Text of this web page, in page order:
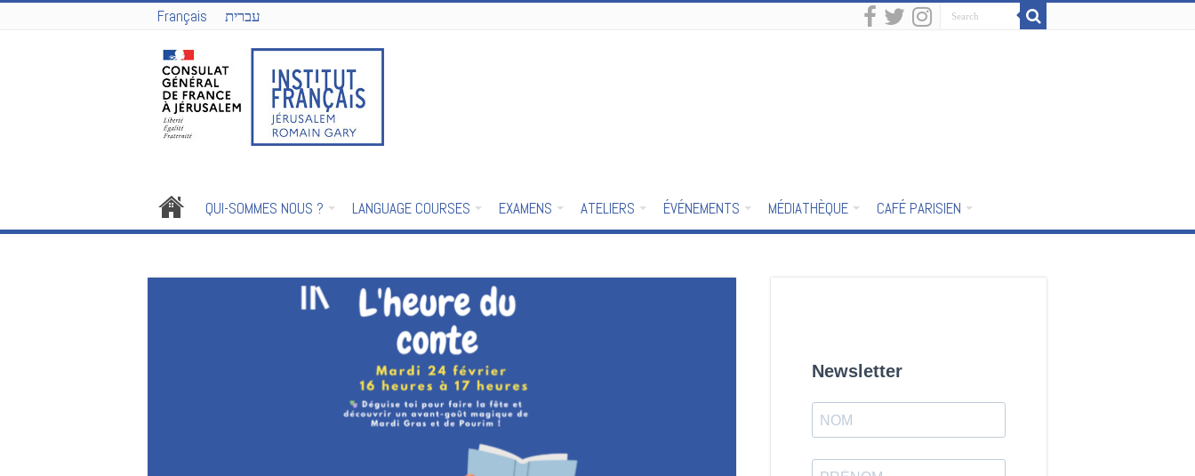
Français עברית
QUI-SOMMES NOUS ? LANGUAGE COURSES EXAMENS ATELIERS ÉVÉNEMENTS MÉDIATHÈQUE CAFÉ PARISIEN